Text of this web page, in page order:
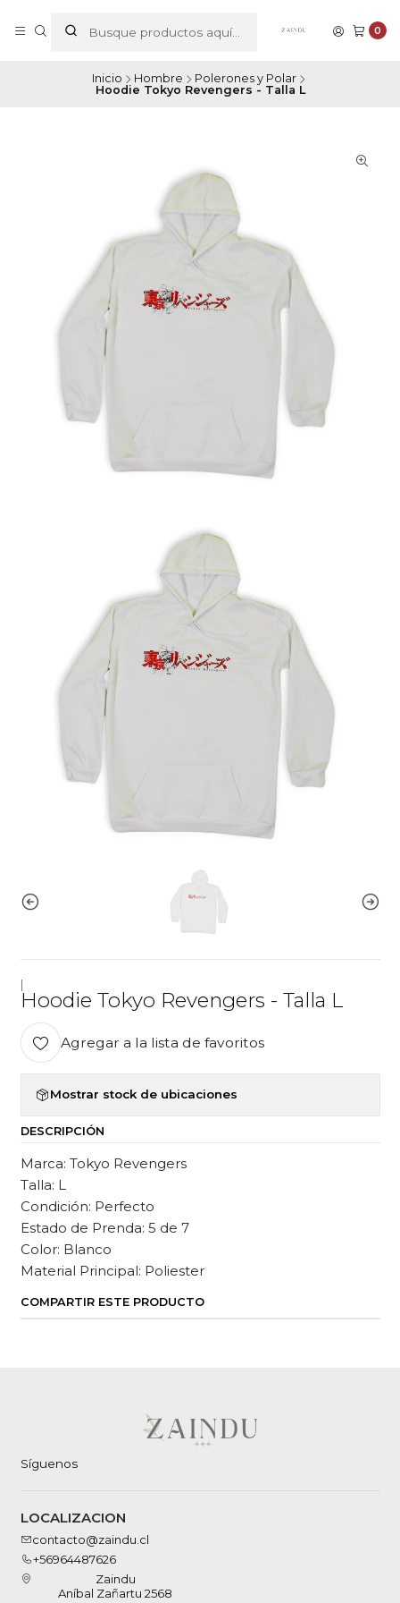
0
Inicio Hombre
Polerones y Polar
Hoodie Tokyo Revengers - Talla L
Hoodie Tokyo Revengers - Talla L
Agregar a la lista de favoritos
Mostrar stock de ubicaciones
DESCRIPCIÓN
Marca: Tokyo Revengers
Talla: L
Condición: Perfecto
Estado de Prenda: 5 de 7
Color: Blanco
Material Principal: Poliester
COMPARTIR ESTE PRODUCTO
Síguenos
LOCALIZACION
contacto@zaindu.cl
+56964487626
Zaindu
Aníbal Zañartu 2568